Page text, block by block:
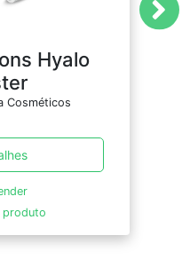
Hyalo
Cosméticos
produto